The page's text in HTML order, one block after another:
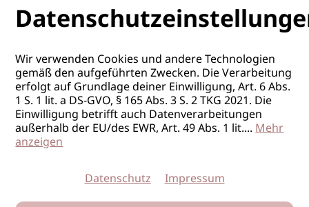
Wir verwenden Cookies und andere Technologien
gemäß den aufgeführten Zwecken. Die Verarbeitung
erfolgt auf Grundlage deiner Einwilligung, Art. 6 Abs.
1 S. 1 lit. a DS-GVO, § 165 Abs. 3 S. 2 TKG 2021. Die
Einwilligung betrifft auch Datenverarbeitungen
außerhalb der EU/des EWR, Art. 49 Abs. 1 lit....Mehr
anzeigen
Datenschutz Impressum